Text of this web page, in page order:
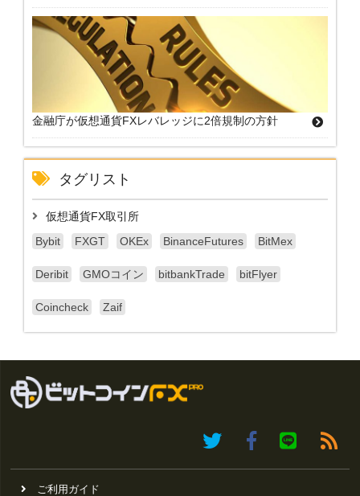
金融庁が仮想通貨FXレバレッジに2倍規制の方針
タグリスト
仮想通貨FX取引所
Bybit
FXGT OKEx BinanceFutures BitMex
Deribit GMOコイン bitbankTrade bitFlyer
Coincheck Zaif
ご利用ガイド